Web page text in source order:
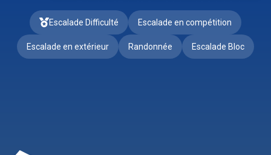
Escalade Difficulté Escalade en compétition
Escalade en extérieur Randonnée Escalade Bloc